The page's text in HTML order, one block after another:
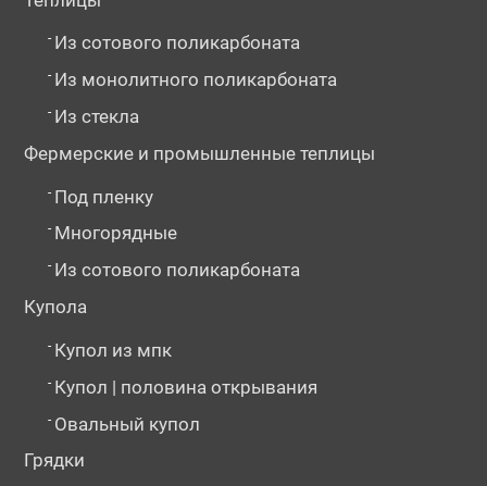
- Из сотового поликарбоната
- Из монолитного поликарбоната
- Из стекла
Фермерские и промышленные теплицы
- Под пленку
- Многорядные
- Из сотового поликарбоната
Купола
- Купол из мпк
- Купол | половина открывания
- Овальный купол
Грядки